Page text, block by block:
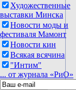
Художественные
выставки Минска
Новости моды и
фестиваля Мамонт
Новости кин
Всякая всячина
"Интим"
... от журнала «РиО»